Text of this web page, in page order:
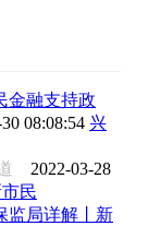
金融支持政
08:08:54 兴
道 2022-03-28
民
监局详解丨新